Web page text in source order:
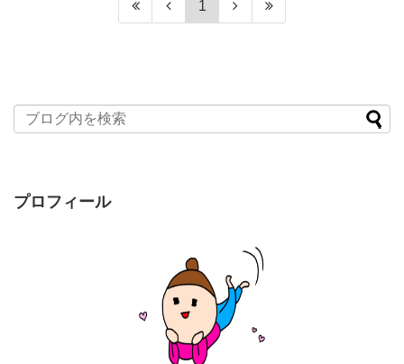
1
プロフィール